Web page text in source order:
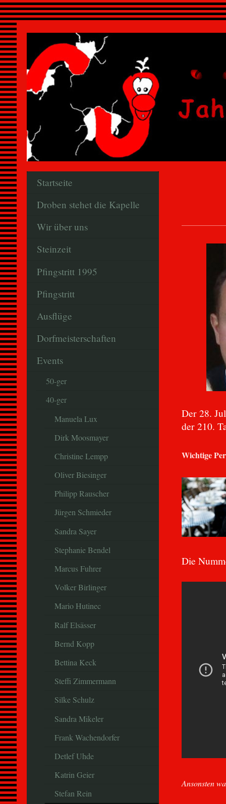
Der 28.
der 210.
Wichtige
Die
Ansonsten
Startseite
Droben stehet die Kapelle
Wir über uns
Steinzeit
Pfingstritt 1995
Pfingstritt
Ausflüge
Dorfmeisterschaften
Events
50-ger
40-ger
Manuela Lux
Dirk Moosmayer
Christine Lempp
Oliver Biesinger
Philipp Rauscher
Jürgen Schmieder
Sandra Sayer
Stephanie Bendel
Marcus Fuhrer
Volker Birlinger
Mario Hutinec
Ralf Elsässer
Bernd Kopp
Bettina Keck
Steffi Zimmermann
Silke Schulz
Sandra Mikeler
Frank Wachendorfer
Detlef Uhde
Katrin Geier
Stefan Rein